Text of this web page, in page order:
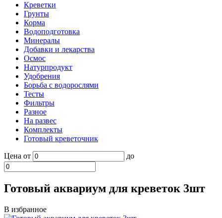
Креветки
Грунты
Корма
Водоподготовка
Минералы
Добавки и лекарства
Осмос
Натурпродукт
Удобрения
Борьба с водорослями
Тесты
Фильтры
Разное
На развес
Комплекты
Готовый креветочник
Цена от до
Готовый аквариум для креветок 3шт
В избранное